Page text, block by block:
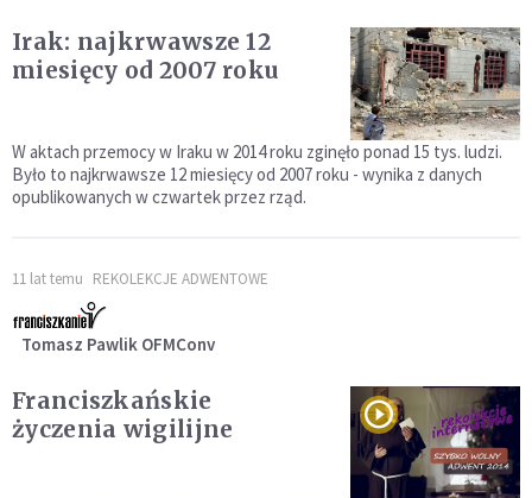
Irak: najkrwawsze 12
miesięcy od 2007 roku
W aktach przemocy w Iraku w 2014 roku zginęło ponad 15 tys. ludzi.
Było to najkrwawsze 12 miesięcy od 2007 roku - wynika z danych
opublikowanych w czwartek przez rząd.
11 lat temu REKOLEKCJE ADWENTOWE
Tomasz Pawlik OFMConv
Franciszkańskie
życzenia wigilijne